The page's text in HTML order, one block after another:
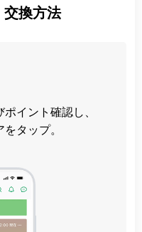
交換方法
イント確認し、
タップ。